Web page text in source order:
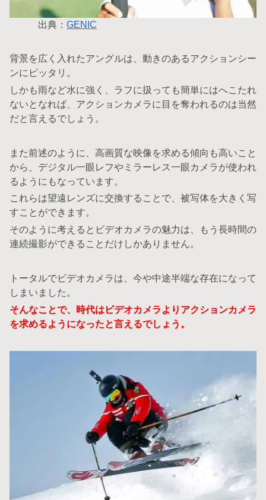
出典： GENIC
背景を広く入れたアングルは、動きのあるアクションシー
ンにピッタリ。
しかも雨など水に強く、ラフに扱っても簡単にはへこたれ
ないとなれば、アクションカメラに目を奪われるのは当然
だと言えるでしょう。
また前述のように、高画質な映像を求める傾向も高いこと
から、デジタル一眼レフやミラーレス一眼カメラが使われ
るようにもなっています。
これらは望遠レンズに交換することで、被写体を大きく写
すことができます。
そのように考えるとビデオカメラの魅力は、もう長時間の
連続撮影ができることだけしかありません。
トータルでビデオカメラは、今や中途半端な存在になって
しまいました。
そんなことで、時代はビデオカメラよりアクションカメラ
を求めるようになったと言えるでしょう。